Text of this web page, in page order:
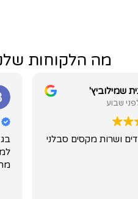
מה הלקוחות
שמילוביץ'
ושרות מקסים סבלני